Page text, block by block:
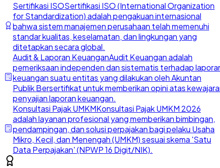
Sertifikasi ISOSertifikasi ISO (International Organization
for Standardization) adalah pengakuan internasional
bahwa sistem manajemen perusahaan telah memenuhi
standar kualitas, keselamatan, dan lingkungan yang
ditetapkan secara global.
Audit & Laporan KeuanganAudit Keuangan adalah
pemeriksaan independen dan sistematis terhadap
keuangan suatu entitas yang dilakukan oleh Akuntan
Publik Bersertifikat untuk memberikan opini atas
penyajian laporan keuangan.
Konsultasi Pajak UMKMKonsultasi Pajak UMKM 2026
adalah layanan profesional yang memberikan bimbingan,
pendampingan, dan solusi perpajakan bagi pelaku Usaha
Mikro, Kecil, dan Menengah (UMKM) sesuai skema 'Satu
Data Perpajakan' (NPWP 16 Digit/NIK).